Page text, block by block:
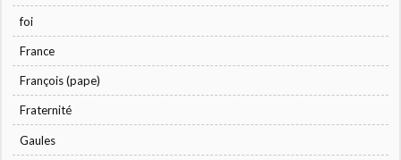
foi
France
François (pape)
Fraternité
Gaules